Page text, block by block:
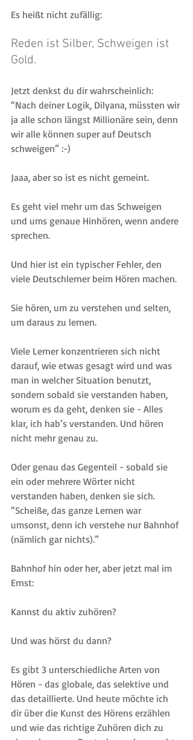
Es heißt nicht zufällig:
Reden ist Silber, Schweigen ist
Gold.
Jetzt denkst du dir wahrscheinlich:
“Nach deiner Logik, Dilyana, müssten wir
ja alle schon längst Millionäre sein, denn
wir alle können super auf Deutsch
schweigen” :-)
Jaaa, aber so ist es nicht gemeint.
Es geht viel mehr um das Schweigen
und ums genaue Hinhören, wenn andere
sprechen.
Und hier ist ein typischer Fehler, den
viele Deutschlerner beim Hören machen.
Sie hören, um zu verstehen und selten,
um daraus zu lernen.
Viele Lerner konzentrieren sich nicht
darauf, wie etwas gesagt wird und was
man in welcher Situation benutzt,
sondern sobald sie verstanden haben,
worum es da geht, denken sie - Alles
klar, ich hab’s verstanden. Und hören
nicht mehr genau zu.
Oder genau das Gegenteil - sobald sie
ein oder mehrere Wörter nicht
verstanden haben, denken sie sich.
“Scheiße, das ganze Lernen war
umsonst, denn ich verstehe nur Bahnhof
(nämlich gar nichts).”
Bahnhof hin oder her, aber jetzt mal im
Ernst:
Kannst du aktiv zuhören?
Und was hörst du dann?
Es gibt 3 unterschiedliche Arten von
Hören - das globale, das selektive und
das detaillierte. Und heute möchte ich
dir über die Kunst des Hörens erzählen
und wie das richtige Zuhören dich zu